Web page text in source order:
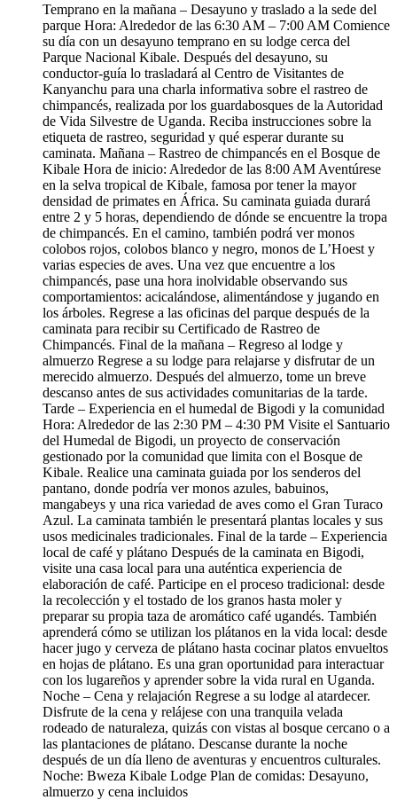
Temprano en la mañana – Desayuno y traslado a la sede del
parque Hora: Alrededor de las 6:30 AM – 7:00 AM Comience
su día con un desayuno temprano en su lodge cerca del
Parque Nacional Kibale. Después del desayuno, su
conductor-guía lo trasladará al Centro de Visitantes de
Kanyanchu para una charla informativa sobre el rastreo de
chimpancés, realizada por los guardabosques de la Autoridad
de Vida Silvestre de Uganda. Reciba instrucciones sobre la
etiqueta de rastreo, seguridad y qué esperar durante su
caminata. Mañana – Rastreo de chimpancés en el Bosque de
Kibale Hora de inicio: Alrededor de las 8:00 AM Aventúrese
en la selva tropical de Kibale, famosa por tener la mayor
densidad de primates en África. Su caminata guiada durará
entre 2 y 5 horas, dependiendo de dónde se encuentre la tropa
de chimpancés. En el camino, también podrá ver monos
colobos rojos, colobos blanco y negro, monos de L’Hoest y
varias especies de aves. Una vez que encuentre a los
chimpancés, pase una hora inolvidable observando sus
comportamientos: acicalándose, alimentándose y jugando en
los árboles. Regrese a las oficinas del parque después de la
caminata para recibir su Certificado de Rastreo de
Chimpancés. Final de la mañana – Regreso al lodge y
almuerzo Regrese a su lodge para relajarse y disfrutar de un
merecido almuerzo. Después del almuerzo, tome un breve
descanso antes de sus actividades comunitarias de la tarde.
Tarde – Experiencia en el humedal de Bigodi y la comunidad
Hora: Alrededor de las 2:30 PM – 4:30 PM Visite el Santuario
del Humedal de Bigodi, un proyecto de conservación
gestionado por la comunidad que limita con el Bosque de
Kibale. Realice una caminata guiada por los senderos del
pantano, donde podría ver monos azules, babuinos,
mangabeys y una rica variedad de aves como el Gran Turaco
Azul. La caminata también le presentará plantas locales y sus
usos medicinales tradicionales. Final de la tarde – Experiencia
local de café y plátano Después de la caminata en Bigodi,
visite una casa local para una auténtica experiencia de
elaboración de café. Participe en el proceso tradicional: desde
la recolección y el tostado de los granos hasta moler y
preparar su propia taza de aromático café ugandés. También
aprenderá cómo se utilizan los plátanos en la vida local: desde
hacer jugo y cerveza de plátano hasta cocinar platos envueltos
en hojas de plátano. Es una gran oportunidad para interactuar
con los lugareños y aprender sobre la vida rural en Uganda.
Noche – Cena y relajación Regrese a su lodge al atardecer.
Disfrute de la cena y relájese con una tranquila velada
rodeado de naturaleza, quizás con vistas al bosque cercano o a
las plantaciones de plátano. Descanse durante la noche
después de un día lleno de aventuras y encuentros culturales.
Noche: Bweza Kibale Lodge Plan de comidas: Desayuno,
almuerzo y cena incluidos